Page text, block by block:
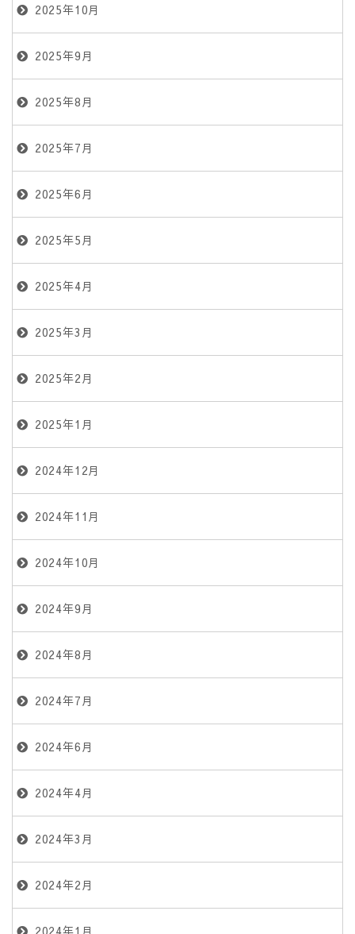
2025年10月
2025年9月
2025年8月
2025年7月
2025年6月
2025年5月
2025年4月
2025年3月
2025年2月
2025年1月
2024年12月
2024年11月
2024年10月
2024年9月
2024年8月
2024年7月
2024年6月
2024年4月
2024年3月
2024年2月
2024年1月